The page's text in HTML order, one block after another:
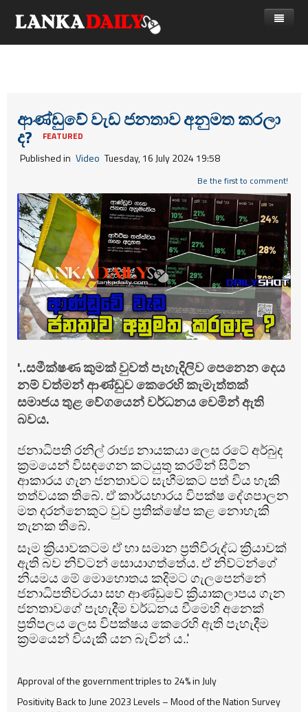
ආණ්ඩුවේ වැඩ ජනතාව අනුමත කරලා
ද? FEATURED
Published in Video Tuesday, 16 July 2024 19:58
Be the first to comment!
'..සමීක්ෂණ කුමක් වුවත් පැහැදිලිව පෙනෙන දෙය
නම් වත්මන් ආණ්ඩුව කෙරෙහි කැමැත්තක්
සමාජය තුළ වේගයෙන් වර්ධනය වෙමින් ඇති
බවය.
ජනාධිපති රනිල් රාජ්‍ය නායකයා ලෙස රටේ අර්බුද
ක්‍රමයෙන් විසඳගෙන කටයුතු කරමින් සිටින
ආකාරය ගැන ජනතාවට සැහීමකට පත් විය හැකි
තත්වයක තිබේ. ඒ කාර්යභාරය විපක්ෂ දේශපාලන
මත දරන්නෙකුට වුව ප්‍රතික්ෂේප කළ නොහැකි
තැනක තිබේ.
සෑම ක්‍රියාවකටම ඒ හා සමාන ප්‍රතිවිරුද්ධ ක්‍රියාවක්
ඇති බව නිව්ටන් සොයාගත්තේය. ඒ නිව්ටන්ගේ
නියමය මේ මොහොතය කදිමට ගැලපෙන්නේ
ජනාධිපතිවරයා සහ ආණ්ඩුවේ ක්‍රියාකලාපය ගැන
ජනතාවගේ පැහැදීම වර්ධනය වීමෙහි අනෙක්
ප්‍රතිපලය ලෙස විපක්ෂය කෙරෙහි ඇති පැහැදීම
ක්‍රමයෙන් වියැකී යන බැවින් ය..'
Approval of the government triples to 24% in July
Positivity Back to June 2023 Levels – Mood of the Nation Survey
ක්‍රීඩා
කලා
කාලීන සංවාද
විශේෂාංග
Life
විඩියෝ ගැලරිය
විමසීම්
Advertise with us